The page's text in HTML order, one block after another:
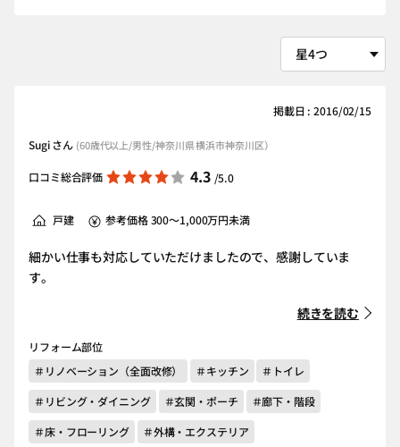
掲載日 : 2016/02/15
Sugi さん (60歳代以上/男性/神奈川県 横浜市神奈川区）
口コミ総合評価 4.3 /5.0
戸建 参考価格 300～1,000万円未満
細かい仕事も対応していただけましたので、感謝していま
す。
続きを読む
リフォーム部位
＃リノベーション（全面改修）
＃キッチン
＃トイレ
＃リビング・ダイニング
＃玄関・ポーチ
＃廊下・階段
＃床・フローリング
＃外構・エクステリア